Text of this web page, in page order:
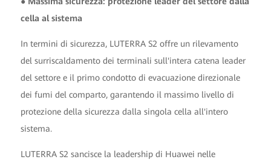
cella al sistema
In termini di sicurezza, LUTERRA S2 offre un rilevamento
del surriscaldamento dei terminali sull'intera catena leader
del settore e il primo condotto di evacuazione direzionale
dei fumi del comparto, garantendo il massimo livello di
protezione della sicurezza dalla singola cella all'intero
sistema.
LUTERRA S2 sancisce la leadership di Huawei nelle